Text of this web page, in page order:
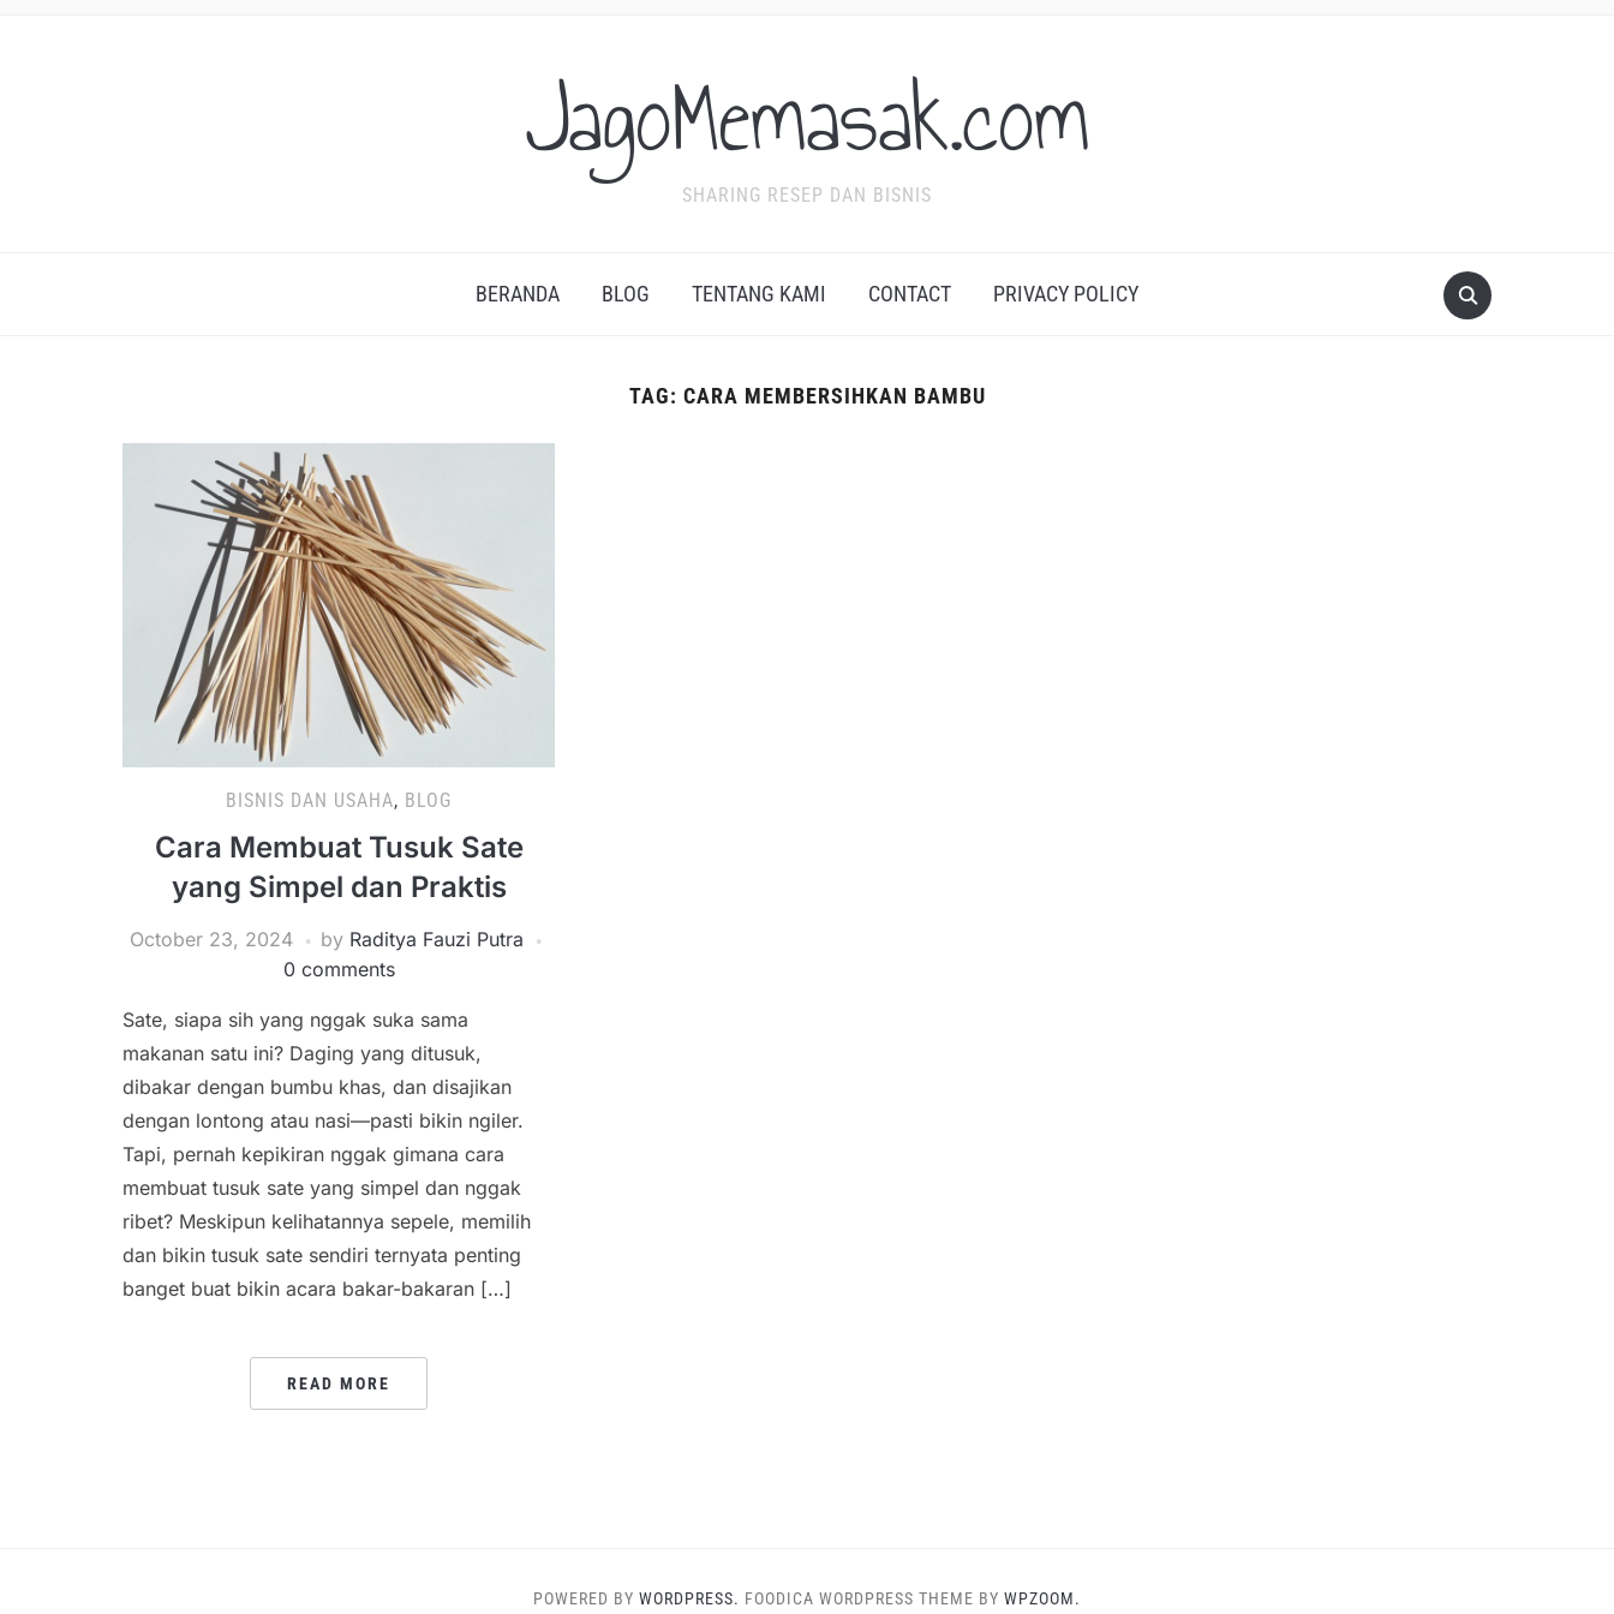
JagoMemasak.com
SHARING RESEP DAN BISNIS
BERANDA BLOG TENTANG KAMI CONTACT PRIVACY POLICY
TAG: CARA MEMBERSIHKAN BAMBU
BISNIS DAN USAHA, BLOG
Cara Membuat Tusuk Sate
yang Simpel dan Praktis
October 23, 2024 by Raditya Fauzi Putra
0 comments
Sate, siapa sih yang nggak suka sama
makanan satu ini? Daging yang ditusuk,
dibakar dengan bumbu khas, dan disajikan
dengan lontong atau nasi—pasti bikin ngiler.
Tapi, pernah kepikiran nggak gimana cara
membuat tusuk sate yang simpel dan nggak
ribet? Meskipun kelihatannya sepele, memilih
dan bikin tusuk sate sendiri ternyata penting
banget buat bikin acara bakar-bakaran […]
READ MORE
POWERED BY WORDPRESS. FOODICA WORDPRESS THEME BY WPZOOM.